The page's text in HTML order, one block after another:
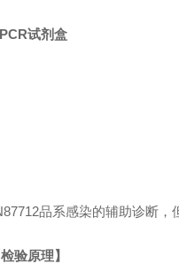
试剂盒
品系感染的辅助诊断，
验原理】